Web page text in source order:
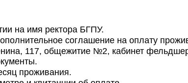
на имя ректора БГПУ.
соглашение на оплату
117, общежитие №2, кабинет
проживания.